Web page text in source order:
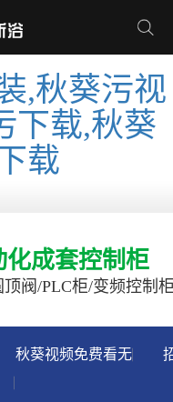
,秋葵污视
下载,秋葵
载
成套控制柜
阀/PLC柜/变频控制
秋葵视频免费看无